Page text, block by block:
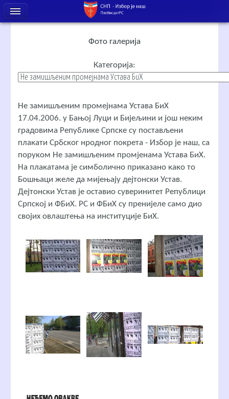
Фото галерија
Категорија:
Не замишљеним промејнама Устава БиХ
17.04.2006. у Бањој Луци и Бијељини и још неким
градовима Републике Српске су постављени
плакати Србског нродног покрета - Избор је наш, са
поруком Не замишљеним промјенама Устава БиХ.
На плакатама је симболично приказано како то
Бошњаци желе да мијењају дејтонски Устав.
Дејтонски Устав је оставио суверинитет Републици
Српској и ФБиХ. РС и ФБиХ су пренијеле само дио
својих овлаштења на институције БиХ.